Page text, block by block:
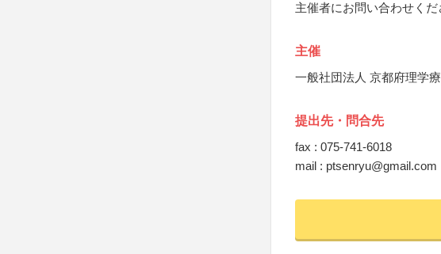
主催者にお問い合わせくだ
主催
一般社団法人 京都府理学
提出先・問合先
fax : 075-741-6018
mail : ptsenryu@gmail.com